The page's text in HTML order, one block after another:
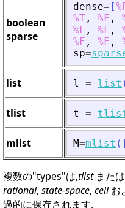
boolean
sparse
dense= [
%T , %F ,
%F , %F ,
%F , %F ,
sp=
list l = list
tlist t =
mlist M=mlist (
複数の"types"は,tlistまたは
rational, state-space, cellお
過的に保存されます.